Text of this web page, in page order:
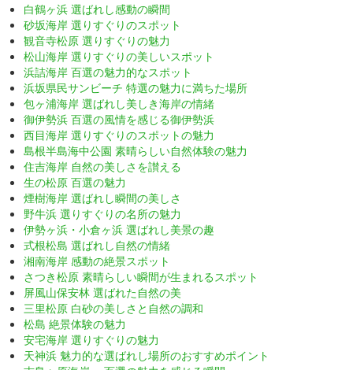
白鶴ヶ浜 選ばれし感動の瞬間
砂坂海岸 選りすぐりのスポット
観音寺松原 選りすぐりの魅力
松山海岸 選りすぐりの美しいスポット
浜詰海岸 百選の魅力的なスポット
浜坂県民サンビーチ 特選の魅力に満ちた場所
包ヶ浦海岸 選ばれし美しき海岸の情緒
御伊勢浜 百選の風情を感じる御伊勢浜
西目海岸 選りすぐりのスポットの魅力
島根半島海中公園 素晴らしい自然体験の魅力
住吉海岸 自然の美しさを讃える
生の松原 百選の魅力
煙樹海岸 選ばれし瞬間の美しさ
野牛浜 選りすぐりの名所の魅力
伊勢ヶ浜・小倉ヶ浜 選ばれし美景の趣
式根松島 選ばれし自然の情緒
湘南海岸 感動の絶景スポット
さつき松原 素晴らしい瞬間が生まれるスポット
屏風山保安林 選ばれた自然の美
三里松原 白砂の美しさと自然の調和
松島 絶景体験の魅力
安宅海岸 選りすぐりの魅力
天神浜 魅力的な選ばれし場所のおすすめポイント